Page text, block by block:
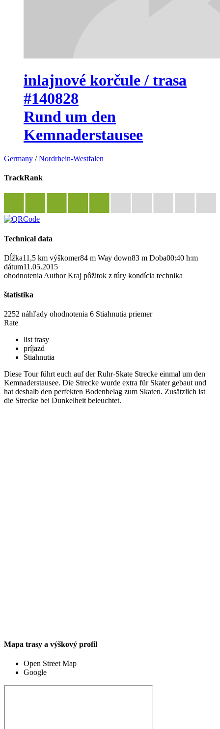
inlajnové korčule / trasa
#140828
Rund um den
Kemnaderstausee
Germany /Nordrhein-Westfalen
TrackRank
Technical data
Dĺžka11,5 km výškomer84 m Way down83 m Doba00:40 h:m
dátum11.05.2015
ohodnotenia Author Kraj pôžitok z túry kondícia technika
štatistika
2252 náhľady ohodnotenia 6 Stiahnutia priemer
Rate
list trasy
príjazd
Stiahnutia
Diese Tour führt euch auf der Ruhr-Skate Strecke einmal um den
Kemnaderstausee. Die Strecke wurde extra für Skater gebaut und
hat deshalb den perfekten Bodenbelag zum Skaten. Zusätzlich ist
die Strecke bei Dunkelheit beleuchtet.
Mapa trasy a výškový profil
Open Street Map
Google